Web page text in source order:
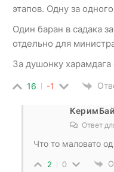
этапов. Одну за
Один баран в садака
отдельно для
За душонку
16 -1
КеримБай
Ответ
Что то маловато
2 0